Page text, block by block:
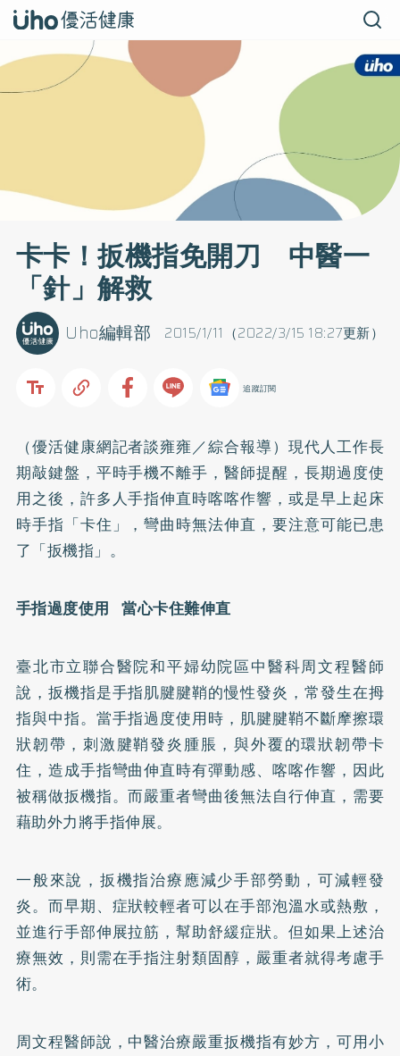
卡卡！扳機指免開刀 中醫一
「針」解救
2015/1/11（2022/3/15 18:27更新）
Uho編輯部
追蹤訂閱
（優活健康網記者談雍雍／綜合報導）現代人工作長
期敲鍵盤，平時手機不離手，醫師提醒，長期過度使
用之後，許多人手指伸直時喀喀作響，或是早上起床
時手指「卡住」，彎曲時無法伸直，要注意可能已患
了「扳機指」。
手指過度使用 當心卡住難伸直
臺北市立聯合醫院和平婦幼院區中醫科周文程醫師
說，扳機指是手指肌腱腱鞘的慢性發炎，常發生在拇
指與中指。當手指過度使用時，肌腱腱鞘不斷摩擦環
狀韌帶，刺激腱鞘發炎腫脹，與外覆的環狀韌帶卡
住，造成手指彎曲伸直時有彈動感、喀喀作響，因此
被稱做扳機指。而嚴重者彎曲後無法自行伸直，需要
藉助外力將手指伸展。
一般來說，扳機指治療應減少手部勞動，可減輕發
炎。而早期、症狀較輕者可以在手部泡溫水或熱敷，
並進行手部伸展拉筋，幫助舒緩症狀。但如果上述治
療無效，則需在手指注射類固醇，嚴重者就得考慮手
術。
周文程醫師說，中醫治療嚴重扳機指有妙方，可用小